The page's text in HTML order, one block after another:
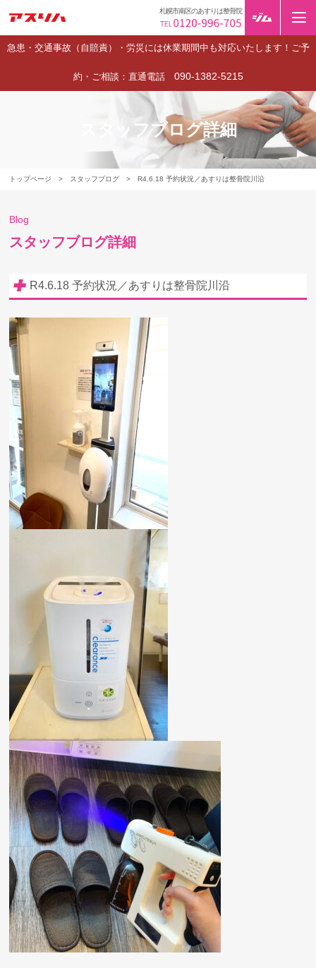
急患・交通事故（自賠責）・労災には休業期間中も対応いたします！ご予
約・ご相談：直通電話 090-1382-5215
札幌市南区のあすりは整骨院
トップページ > スタッフブログ > R4.6.18 予約状況／あすりは整骨院川沿
スタッフブログ詳細
Blog
スタッフブログ詳細
R4.6.18 予約状況／あすりは整骨院川沿